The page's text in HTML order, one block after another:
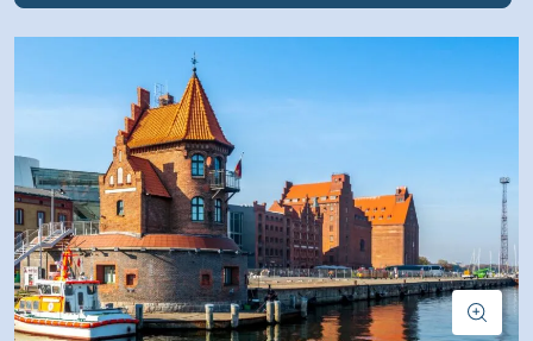
Suchen & Buchen
Reisezeitraum·Reisedauer